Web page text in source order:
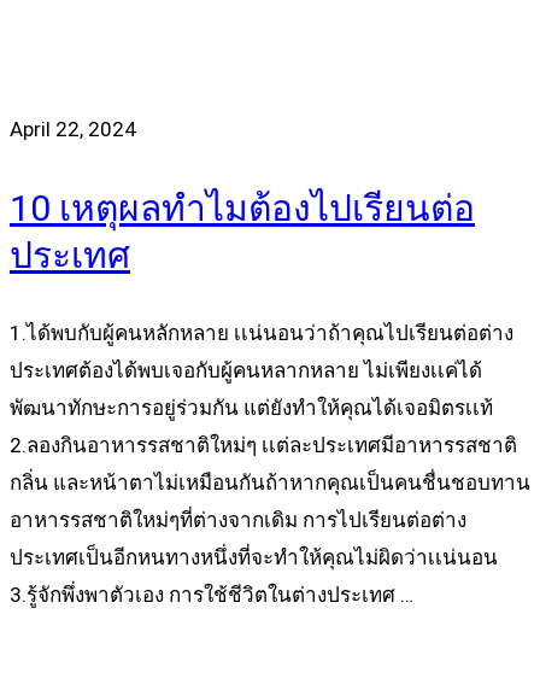
April 22, 2024
10 เหตุผลทำไมต้องไปเรียนต่อ
ประเทศ
1.ได้พบกับผู้คนหลักหลาย เเน่นอนว่าถ้าคุณไปเรียนต่อต่าง
ประเทศต้องได้พบเจอกับผู้คนหลากหลาย ไม่เพียงเเค่ได้
พัฒนาทักษะการอยู่ร่วมกัน แต่ยังทำให้คุณได้เจอมิตรเเท้
2.ลองกินอาหารรสชาติใหม่ๆ เเต่ละประเทศมีอาหารรสชาติ
กลิ่น และหน้าตาไม่เหมือนกันถ้าหากคุณเป็นคนชื่นชอบทาน
อาหารรสชาติใหม่ๆที่ต่างจากเดิม การไปเรียนต่อต่าง
ประเทศเป็นอีกหนทางหนึ่งที่จะทำให้คุณไม่ผิดว่าเเน่นอน
3.รู้จักพึ่งพาตัวเอง การใช้ชีวิตในต่างประเทศ …